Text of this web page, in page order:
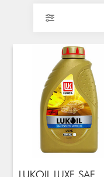
LUKOIL LUXE SAE